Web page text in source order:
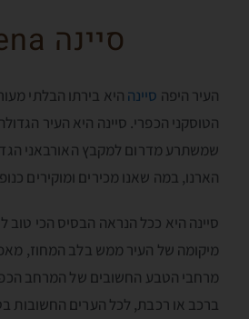
סיינה Siena
העיר היפה סיינה היא בירתו הבלתי
הטוסקני הכפרי. סיינה היא העיר
שמשתרע מדרום למקבץ האורבאני
הארנו, במה שאנו מכירים ומוקירים
סיינה היא ככל הנראה הבסיס הכי טוב
מיקומה של העיר ממש בלב המחוז,
מרחבי הטבע החשובים של המרחב
ברכב או רכבת, לכל הערים החשובות